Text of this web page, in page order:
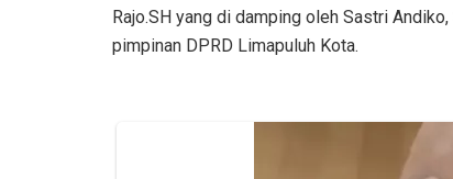
Rajo.SH yang di damping oleh Sastri
pimpinan DPRD Limapuluh Kota.